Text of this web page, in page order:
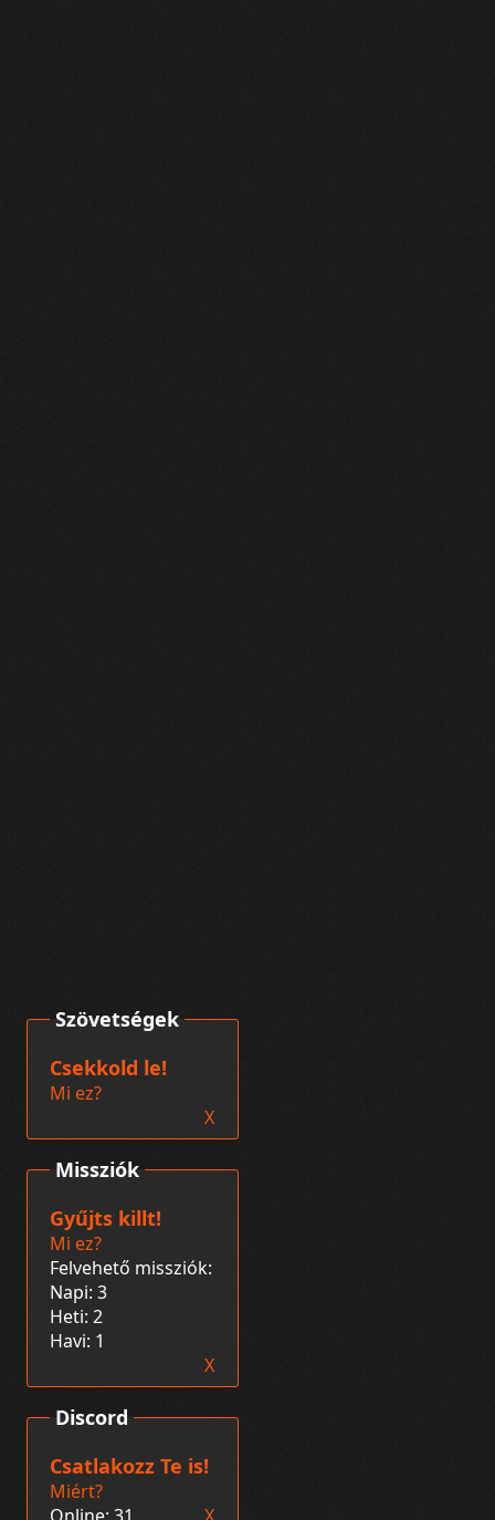
Discord
Csatlakozz Te is!
Miért?
Missziók
Gyűjts killt!
Mi ez?
Felvehető missziók:
Napi: 3
Heti: 2
Havi: 1
X
Szövetségek
Csekkold le!
Mi ez?
X